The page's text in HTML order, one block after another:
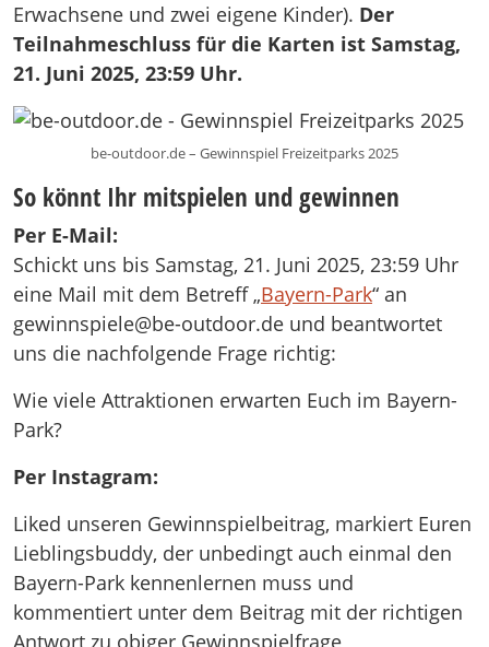
Erwachsene und zwei eigene Kinder). Der
Teilnahmeschluss für die Karten ist Samstag,
21. Juni 2025, 23:59 Uhr.
be-outdoor.de – Gewinnspiel Freizeitparks 2025
So könnt Ihr mitspielen und gewinnen
Per E-Mail:
Schickt uns bis Samstag, 21. Juni 2025, 23:59 Uhr
eine Mail mit dem Betreff „Bayern-Park“ an
gewinnspiele@be-outdoor.de und beantwortet
uns die nachfolgende Frage richtig:
Wie viele Attraktionen erwarten Euch im Bayern-
Park?
Per Instagram:
Liked unseren Gewinnspielbeitrag, markiert Euren
Lieblingsbuddy, der unbedingt auch einmal den
Bayern-Park kennenlernen muss und
kommentiert unter dem Beitrag mit der richtigen
Antwort zu obiger Gewinnspielfrage